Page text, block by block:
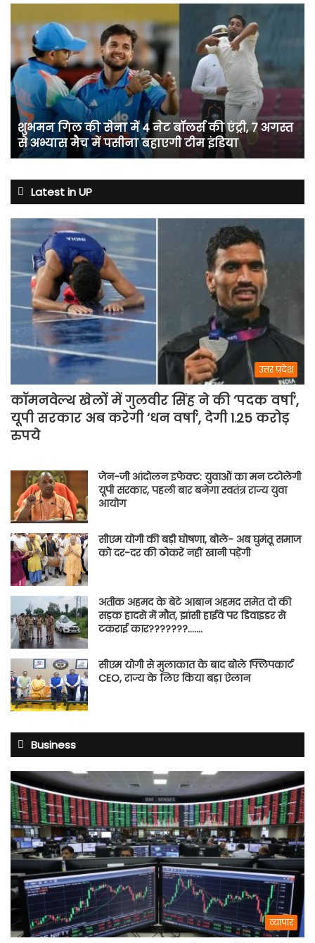
गिल
की
में
4
नेट
बॉलर्स
की
एंट्री,
7
अभ्यास
मैच
पसीना
बहाएगी
टीम
इंडिया
शुभमन गिल की सेना में 4 नेट बॉलर्स की एंट्री, 7 अगस्त
से अभ्यास मैच में पसीना बहाएगी टीम इंडिया
Latest in UP
उत्तर प्रदेश
कॉमनवेल्थ खेलों में गुलवीर सिंह ने की ‘पदक वर्षा’,
यूपी सरकार अब करेगी ‘धन वर्षा’, देगी 1.25 करोड़
रुपये
जेन-जी आंदोलन इफेक्ट: युवाओं का मन टटोलेगी
यूपी सरकार, पहली बार बनेगा स्वतंत्र राज्य युवा
आयोग
सीएम योगी की बड़ी घोषणा, बोले- अब घुमंतू समाज
को दर-दर की ठोकरें नहीं खानी पड़ेंगी
अतीक अहमद के बेटे आबान अहमद समेत दो की
सड़क हादसे में मौत, झांसी हाईवे पर डिवाइडर से
टकराई कार???????…….
सीएम योगी से मुलाकात के बाद बोले फ्लिपकार्ट
CEO, राज्य के लिए किया बड़ा ऐलान
Business
व्यापार